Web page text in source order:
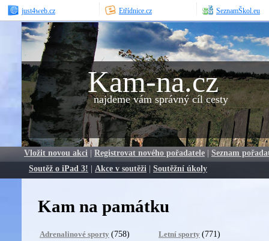
just4web.cz Etřídnice.cz SeznamŠkol.eu
Kam-na.cz
najdeme vám správný cíl cesty
Vložit novou akci | Registrovat nového pořadatele | Seznam
Soutěž o iPad 3! | Akce v soutěži | Soutěžní úkoly
Kam na památku
Adrenalinové sporty (758) Letní sporty (771)